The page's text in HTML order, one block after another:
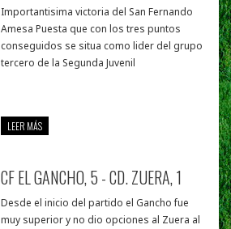
Importantisima victoria del San Fernando
Amesa Puesta que con los tres puntos
conseguidos se situa como lider del grupo
tercero de la Segunda Juvenil
LEER MÁS
CF EL GANCHO, 5 - CD. ZUERA, 1
Desde el inicio del partido el Gancho fue
muy superior y no dio opciones al Zuera al